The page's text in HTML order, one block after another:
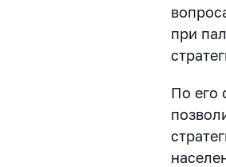
при
По его